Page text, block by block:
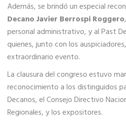
Además, se brindó un especial
Decano Javier Berrospi Roggero
personal administrativo, y al Past
quienes, junto con los
extraordinario evento.
La clausura del congreso estuvo
reconocimiento a los distinguidos
Decanos, el Consejo Directivo
Regionales, y los expositores.